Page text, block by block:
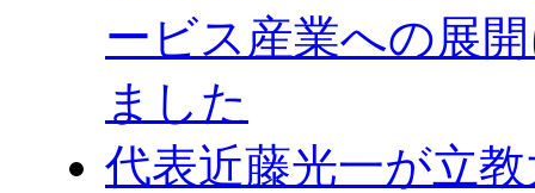
ービス産業への展
ました
代表近藤光一が立